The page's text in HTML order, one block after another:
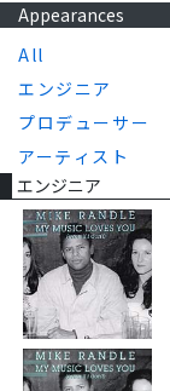
Appearances
All
エンジニア
プロデューサー
アーティスト
エンジニア